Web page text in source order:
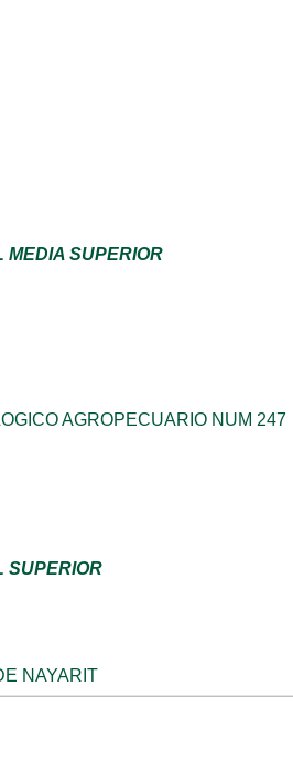
MEDIA SUPERIOR
AGROPECUARIO NUM 247
SUPERIOR
NAYARIT